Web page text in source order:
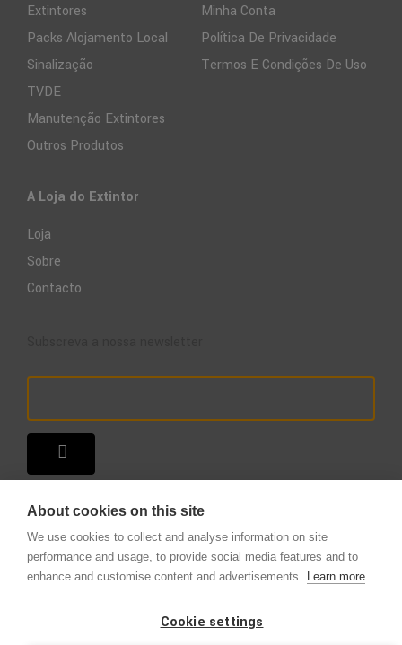
Extintores
Packs Alojamento Local
Sinalização
TVDE
Manutenção Extintores
Outros Produtos
Minha Conta
Política De Privacidade
Termos E Condições De Uso
A Loja do Extintor
Loja
Sobre
Contacto
Copyright © 2025 – A Loja do Extintor .Todos os direitos reservados.
About cookies on this site
We use cookies to collect and analyse information on site
performance and usage, to provide social media features and to
enhance and customise content and advertisements. Learn more
Cookie settings